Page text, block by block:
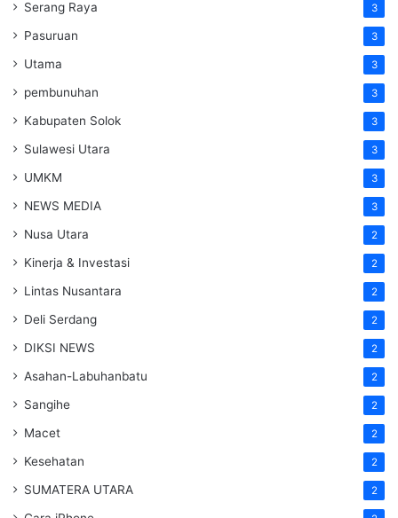
Serang Raya 3
Pasuruan 3
Utama 3
pembunuhan 3
Kabupaten Solok 3
Sulawesi Utara 3
UMKM 3
NEWS MEDIA 3
Nusa Utara 2
Kinerja & Investasi 2
Lintas Nusantara 2
Deli Serdang 2
DIKSI NEWS 2
Asahan-Labuhanbatu 2
Sangihe 2
Macet 2
Kesehatan 2
SUMATERA UTARA 2